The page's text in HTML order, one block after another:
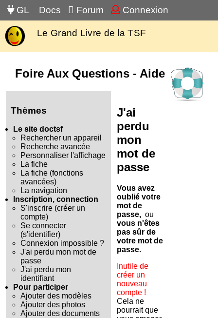
GL Docs Forum Connexion
Le Grand Livre de la TSF
Foire Aux Questions - Aide
Thèmes
Le site doctsf
Rechercher un appareil
Recherche avancée
Personnaliser l'affichage
La fiche
La fiche (fonctions
avancées)
La navigation
Inscription, connection
S'inscrire (créer un
compte)
Se connecter
(s'identifier)
Connexion impossible ?
J'ai perdu mon mot de
passe
J'ai perdu mon
identifiant
Pour participer
Ajouter des modèles
Ajouter des photos
Ajouter des documents
J'ai
perdu
mon
mot de
passe
Vous avez
oublié votre
mot de
passe, ou
vous n'êtes
pas sûr de
votre mot de
passe.
Inutile de
créer un
nouveau
compte !
Cela ne
pourrait que